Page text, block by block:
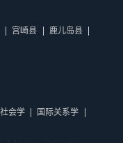
宫崎县
鹿儿岛县
社会学 国际关系学